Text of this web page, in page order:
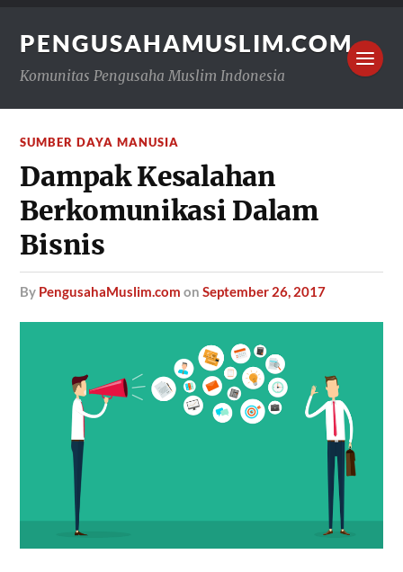
PENGUSAHAMUSLIM.COM
Komunitas Pengusaha Muslim Indonesia
SUMBER DAYA MANUSIA
Dampak Kesalahan
Berkomunikasi Dalam
Bisnis
by PengusahaMuslim.com onSeptember 26, 2017